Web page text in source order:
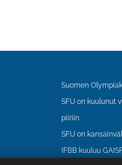
Suomen
SFU on kuulunut
piiriin.
SFU on
IFBB kuuluu